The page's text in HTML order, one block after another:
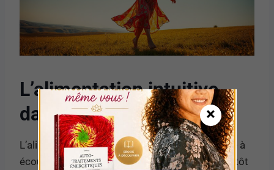
L’alimentation intuitive
dans la perte de poids
L’alimentation intuitive est un concept qui invite à
écouter les signaux naturels de votre corps plutôt
×